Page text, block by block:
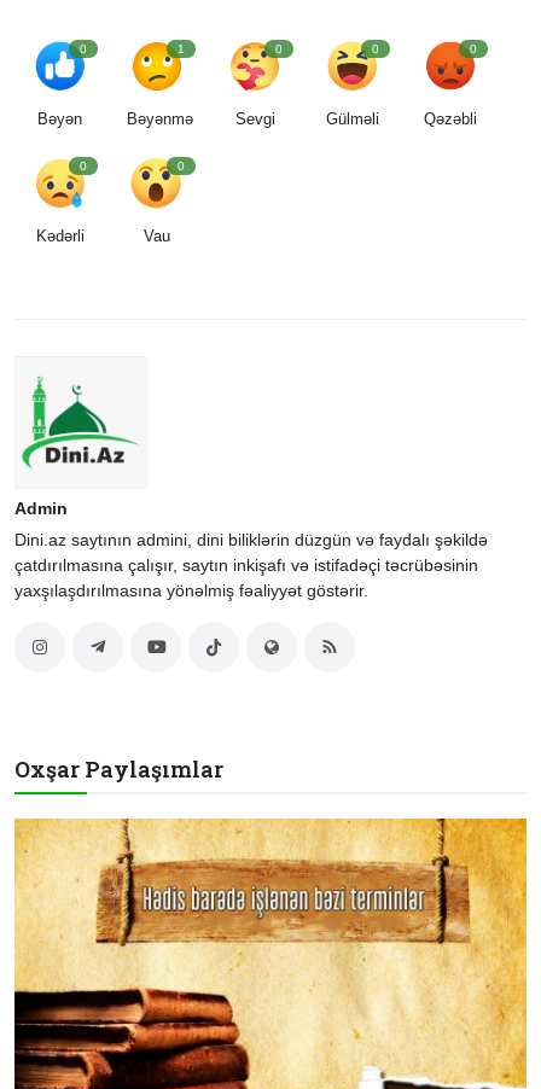
0
Bəyən
1
Bəyənmə
0
Sevgi
0
Gülməli
0
Qəzəbli
0
Kədərli
0
Vau
Admin
Dini.az saytının admini, dini biliklərin düzgün və faydalı şəkildə
çatdırılmasına çalışır, saytın inkişafı və istifadəçi təcrübəsinin
yaxşılaşdırılmasına yönəlmiş fəaliyyət göstərir.
Oxşar Paylaşımlar